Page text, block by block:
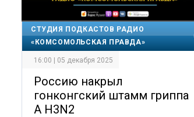
СТУДИЯ ПОДКАСТОВ РАДИО
«КОМСОМОЛЬСКАЯ ПРАВДА»
16:00 | 05 декабря 2025
Россию накрыл
гонконгский штамм гриппа
А H3N2